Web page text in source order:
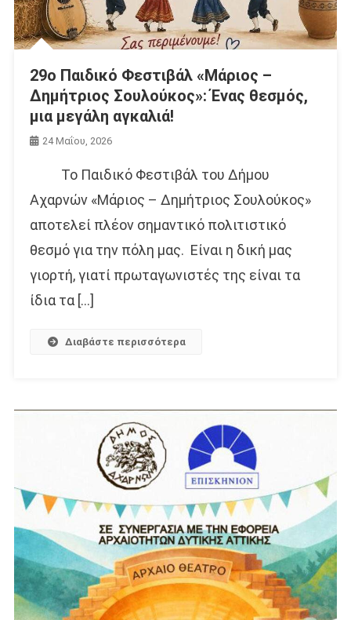
29ο Παιδικό Φεστιβάλ «Μάριος –
Δημήτριος Σουλούκος»: Ένας θεσμός,
μια μεγάλη αγκαλιά!
24 Μαΐου, 2026
Το Παιδικό Φεστιβάλ του Δήμου
Αχαρνών «Μάριος – Δημήτριος Σουλούκος»
αποτελεί πλέον σημαντικό πολιτιστικό
θεσμό για την πόλη μας. Είναι η δική μας
γιορτή, γιατί πρωταγωνιστές της είναι τα
ίδια τα […]
Διαβάστε περισσότερα